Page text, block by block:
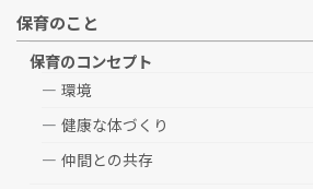
保育のこと
保育のコンセプト
環境
健康な体づくり
仲間との共存